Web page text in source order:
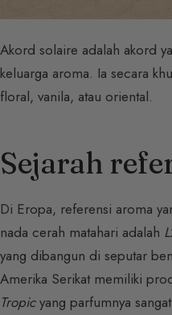
Akord solaire adalah akord
keluarga aroma. Ia secara
floral, vanila, atau oriental.
Sejarah
Di Eropa, referensi aroma
nada cerah matahari adalah
yang dibangun di seputar
Amerika Serikat memiliki
Tropicyang parfumnya